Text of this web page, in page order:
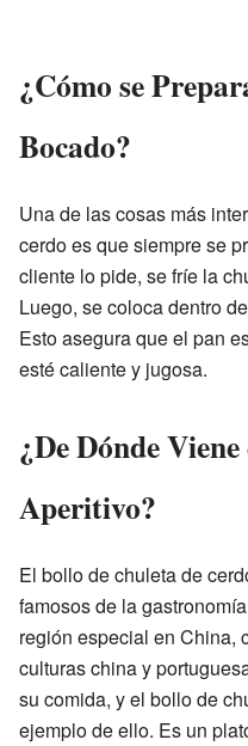
¿Cómo se
Bocado?
Una de las cosas más
cerdo es que siempre se
cliente lo pide, se fríe la
Luego, se coloca dentro
Esto asegura que el pan
esté caliente y jugosa.
¿De Dónde
Aperitivo?
El bollo de chuleta de
famosos de la
región especial en China,
culturas china y
su comida, y el bollo de
ejemplo de ello. Es un